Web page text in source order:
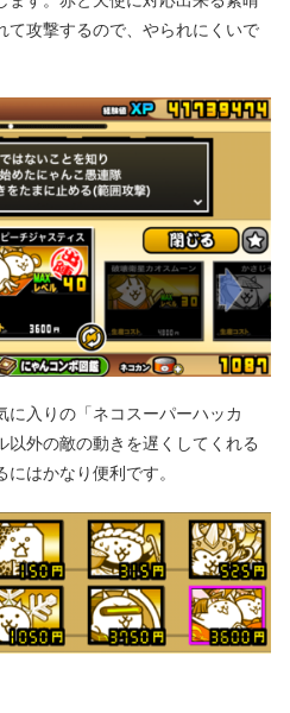
て攻撃するので、やられにくいで
入りの「ネコスーパーハッカ
以外の敵の動きを遅くしてくれる
はかなり便利です。